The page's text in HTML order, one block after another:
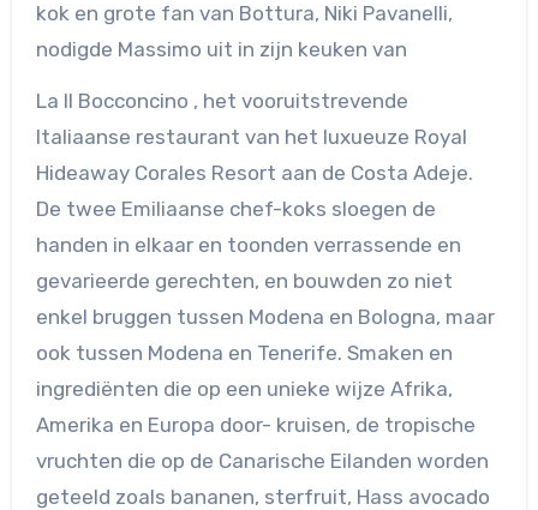
kok en grote fan van Bottura, Niki Pavanelli,
nodigde Massimo uit in zijn keuken van
La Il Bocconcino , het vooruitstrevende
Italiaanse restaurant van het luxueuze Royal
Hideaway Corales Resort aan de Costa Adeje.
De twee Emiliaanse chef-koks sloegen de
handen in elkaar en toonden verrassende en
gevarieerde gerechten, en bouwden zo niet
enkel bruggen tussen Modena en Bologna, maar
ook tussen Modena en Tenerife. Smaken en
ingrediënten die op een unieke wijze Afrika,
Amerika en Europa door- kruisen, de tropische
vruchten die op de Canarische Eilanden worden
geteeld zoals bananen, sterfruit, Hass avocado